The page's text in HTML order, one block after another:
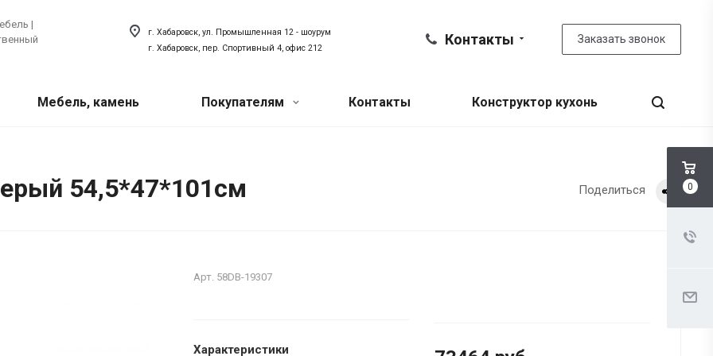
|
Контакты Заказать звонок
г. Хабаровск, ул. Промышленная 12 - шоурум
г. Хабаровск, пер. Спортивный 4, офис 212
для кухни
техника
Сантехника для ванной
Мебель, камень Покупателям
Наши мероприятия
Наши сотрудники
Контакты Конструктор кухонь
54,5*47*101см Поделиться
Арт. 58DB-19307
Характеристики
0